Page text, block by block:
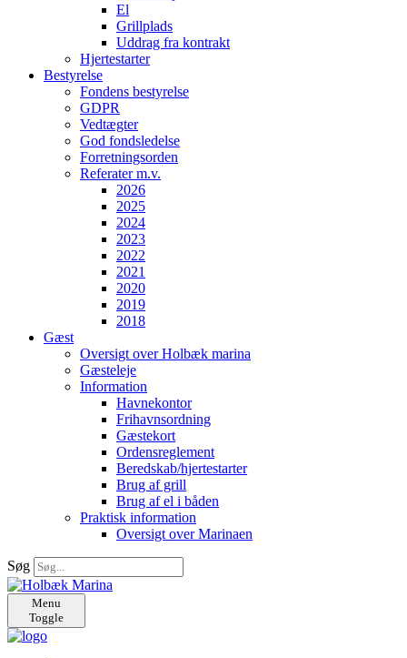
El
Grillplads
Uddrag fra kontrakt
Hjertestarter
Bestyrelse
Fondens bestyrelse
GDPR
Vedtægter
God fondsledelse
Forretningsorden
Referater m.v.
2026
2025
2024
2023
2022
2021
2020
2019
2018
Gæst
Oversigt over Holbæk marina
Gæsteleje
Information
Havnekontor
Frihavnsordning
Gæstekort
Ordensreglement
Beredskab/hjertestarter
Brug af grill
Brug af el i båden
Praktisk information
Oversigt over Marinaen
Søg
Menu
Toggle